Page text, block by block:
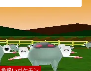
色違いポケモン